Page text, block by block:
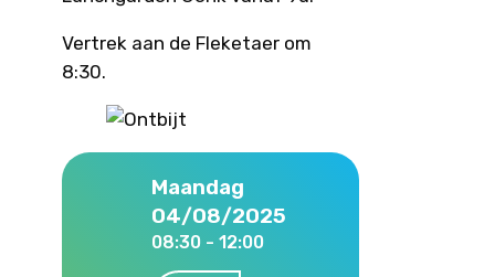
Vertrek aan de Fleketaer om
8:30.
Maandag
04/08/2025
08:30 - 12:00